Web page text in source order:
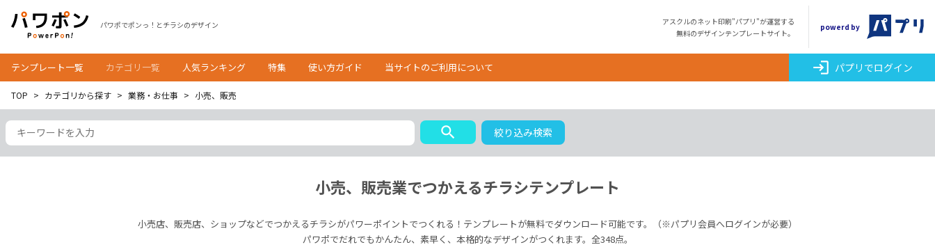
パワポでポンっ！とチラシのデザイン
アスクルのネット印刷"パプリ"が運営する
無料のデザインテンプレートサイト。
powerd by
テンプレート一覧 カテゴリ一覧 人気ランキング 特集 使い方ガイド 当サイトのご利用について login パプリでログイン
TOP カテゴリから探す 業務・お仕事 小売、販売
search 絞り込み検索
小売、販売業でつかえるチラシテンプレート
小売店、販売店、ショップなどでつかえるチラシがパワーポイントでつくれる！テンプレートが無料でダウンロード可能です。（※パプリ会員へログインが必要）
パワポでだれでもかんたん、素早く、本格的なデザインがつくれます。全348点。